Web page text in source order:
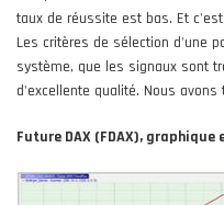
taux de réussite est bas. Et
Les critères de sélection d'une
système, que les signaux sont
d'excellente qualité. Nous
Future DAX (FDAX), graphique